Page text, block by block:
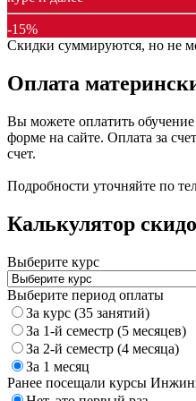
-15%
Скидки суммируются, но не
Оплата
Вы можете оплатить
форме на сайте. Оплата за
счет.
Подробности уточняйте по
Калькулятор
Выберите курс
Выберите период оплаты
За курс (35 занятий)
За 1-й семестр (5 месяцев)
За 2-й семестр (4 месяца)
За 1 месяц
Ранее посещали курсы